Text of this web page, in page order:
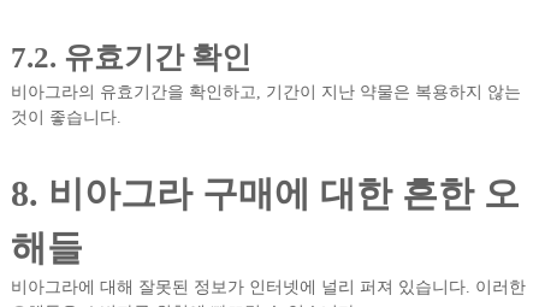
7.2. 유효기간 확인
비아그라의 유효기간을 확인하고, 기간이 지난 약물은 복용하지 않는
것이 좋습니다.
8. 비아그라 구매에 대한 흔한 오
해들
비아그라에 대해 잘못된 정보가 인터넷에 널리 퍼져 있습니다. 이러한